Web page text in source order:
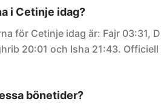
i Cetinje idag?
för Cetinje idag är: Fajr 03:31,
20:01 och Isha 21:43. Officiell
bönetider?